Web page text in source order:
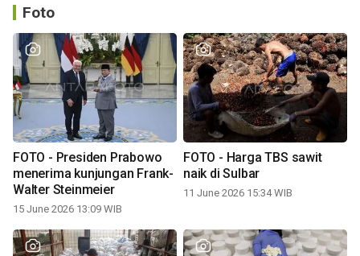
Foto
FOTO - Presiden Prabowo
menerima kunjungan Frank-
Walter Steinmeier
15 June 2026 13:09 WIB
FOTO - Harga TBS sawit
naik di Sulbar
11 June 2026 15:34 WIB